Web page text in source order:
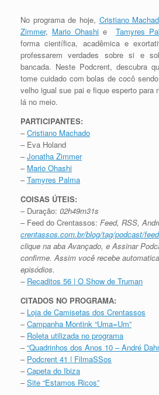
No programa de hoje, Cristiano
Zimmer, Mario Ohashi e Tamyres
forma científica, acadêmica e
professarem verdades sobre si e
bancada. Neste Podcrent, descubra
tome cuidado com bolas de cocô
velho igual sue pai e fique esperto para
lá no meio.
PARTICIPANTES:
–Cristiano Machado
– Eva Holand
–Jonatha Zimmer
– Mario Ohashi
–Tamyres Palma
COISAS ÚTEIS:
– Duração: 02h49m31s
– Feed do Crentassos: Feed, RSS,
crentassos.com.br/blog/tag/podcast/feed
clique na aba Avançado, e Assinar
confirme. Assim você recebe
episódios.
– Recaditos 56 | O Show de Truman
CITADOS NO PROGRAMA:
– Loja de Camisetas dos Crentassos
–Campanha Montink “Uma=Um”
– Roleta utilizada no programa
–“Quadrinhos dos Anos 10 – André
– Podcrent 41 | FilmaSSos
–Capeta do Ibiza
–Site “Estamos Ricos”